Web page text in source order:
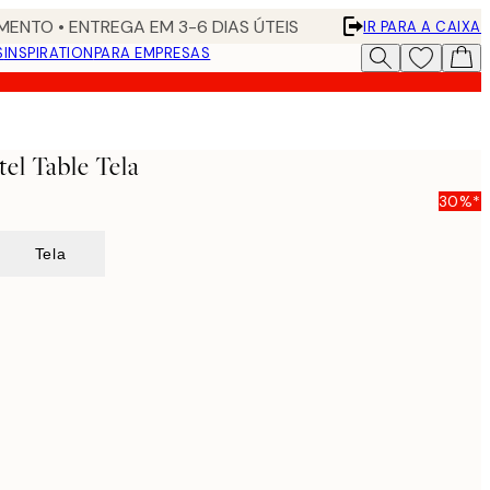
• ENTREGA EM 3-6 DIAS ÚTEIS
IR PARA A CAIXA
INSPIRATIONPARA EMPRESAS
Table Tela
30%*
Tela